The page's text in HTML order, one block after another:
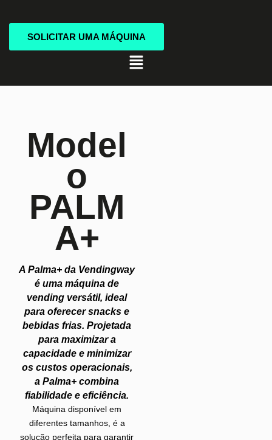
content
Menu
SOLICITAR UMA MÁQUINA
Model
O
PALM
A+
A Palma+ da Vendingway
é uma máquina de
vending versátil, ideal
para oferecer snacks e
bebidas frias. Projetada
para maximizar a
capacidade e minimizar
os custos operacionais,
a Palma+ combina
fiabilidade e eficiência.
Máquina disponível em
diferentes tamanhos, é a
solução perfeita para garantir